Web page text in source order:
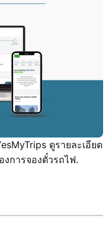
ดูรายละเอียด
การจองตั๋วรถไฟ.